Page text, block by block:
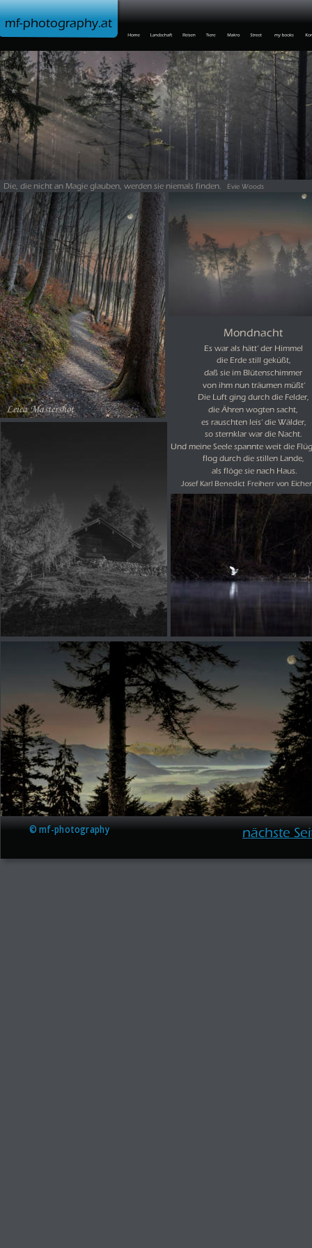
© mf-photography
mf-photography.at
nächste
Mondnacht
Es war als hätt‘ der Himmel
die Erde still geküßt,
daß sie im Blütenschimmer
von ihm nun
Die Luft ging durch die Felder,
die Ähren wogten sacht,
es rauschten leis‘ die Wälder,
so sternklar war die Nacht.
Und meine Seele spannte weit die
flog durch die stillen Lande,
als flöge sie
Leica Mastershot
Die, die nicht an Magie glauben, werden sie niemals finden. Evie Woods
Josef Karl Benedict Freiherr von